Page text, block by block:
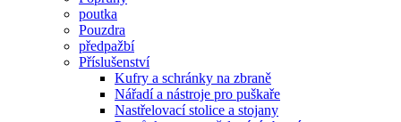
poutka
Pouzdra
předpažbí
Příslušenství
Kufry a schránky na zbraně
Nářadí a nástroje pro puškaře
Nastřelovací stolice a stojany